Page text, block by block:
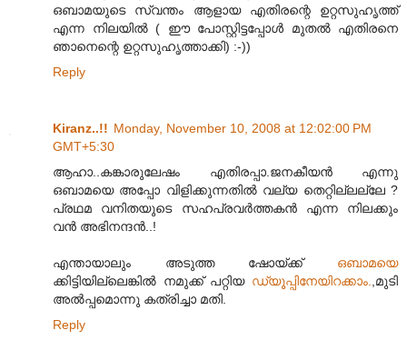
ഒബാമയുടെ സ്വന്തം ആളായ എതിരന്റെ ഉറ്റസുഹൃത്ത്‌
എന്ന നിലയിൽ ( ഈ പോസ്റ്റിട്ടപ്പോൾ മുതൽ എതിരനെ
ഞാനെന്റെ ഉറ്റസുഹൃത്താക്കി) :-))
Reply
Kiranz..!! Monday, November 10, 2008 at 12:02:00 PM
GMT+5:30
ആഹാ..കങ്കാരുലേഷം എതിരപ്പാ.ജനകീയൻ എന്നു
ഒബാമയെ അപ്പോ വിളിക്കുന്നതിൽ വല്യ തെറ്റില്ലല്ലേ ?
പ്രഥമ വനിതയുടെ സഹപ്രവർത്തകൻ എന്ന നിലക്കും
വൻ അഭിനന്ദൻ..!
എന്തായാലും അടുത്ത ഷോയ്ക്ക് ഒബാ‍മയെ
ക്കിട്ടിയില്ലെങ്കിൽ നമുക്ക് പറ്റിയ ഡ്യൂപ്പിനേയിറക്കാം. ,മുടി
അല്‍പ്പമൊന്നു കത്രിച്ചാ മതി.
Reply